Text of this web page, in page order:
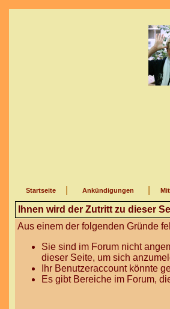
Startseite Ankündigungen
Ihnen wird der Zutritt zu dieser
Aus einem der folgenden Gründe
Sie sind im Forum nicht
dieser Seite, um sich
Ihr Benutzeraccount könnte
Es gibt Bereiche im Forum,